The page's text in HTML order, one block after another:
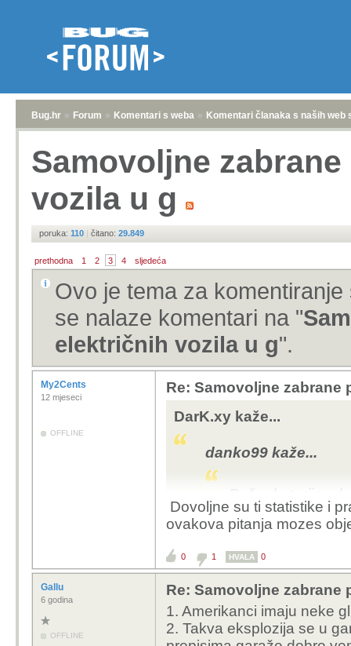
Bug.hr » Forum » Komentari s weba » Komentari članaka s naših web
Samovoljne
vozila u g
poruka: 110 | čitano: 29.849
prethodna 1 2 3 4 sljedeća
Ovo je tema za
se nalaze komentari na "
električnih vozila u g".
My2Cents
12 mjeseci
OFFLINE
Re: Samovoljne
DarK.xy kaže...
danko99 kaže...
Požar baterije
se mogao
Zabrana 100%,
Za razlika od požara
siguran pa ne treba
Dovoljne su ti statistike i
ovakova pitanja mozes
0 1 HVALA 0
Gallu
6 godina
OFFLINE
Re: Samovoljne
1. Amerikanci imaju neke
2. Takva eksplozija se u